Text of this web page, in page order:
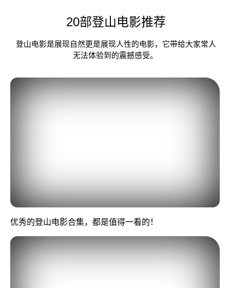
20部登山电影推荐
登山电影是展现自然更是展现人性的电影，它带给大家常人
无法体验到的震撼感受。
优秀的登山电影合集，都是值得一看的！